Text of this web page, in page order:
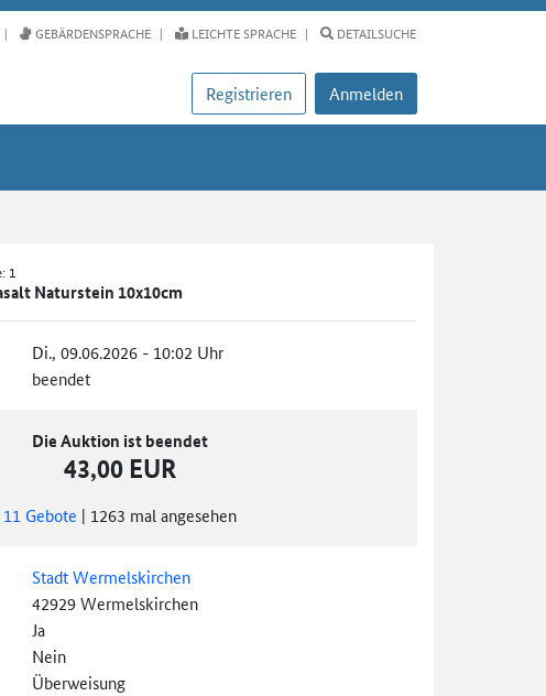
GEBÄRDENSPRACHE LEICHTE SPRACHE DETAILSUCHE
Registrieren Anmelden
1
Naturstein 10x10cm
Di., 09.06.2026 - 10:02 Uhr
beendet
Die Auktion ist beendet
43,00 EUR
11 Gebote | 1263 mal angesehen
Stadt Wermelskirchen
42929 Wermelskirchen
Ja
Nein
Überweisung